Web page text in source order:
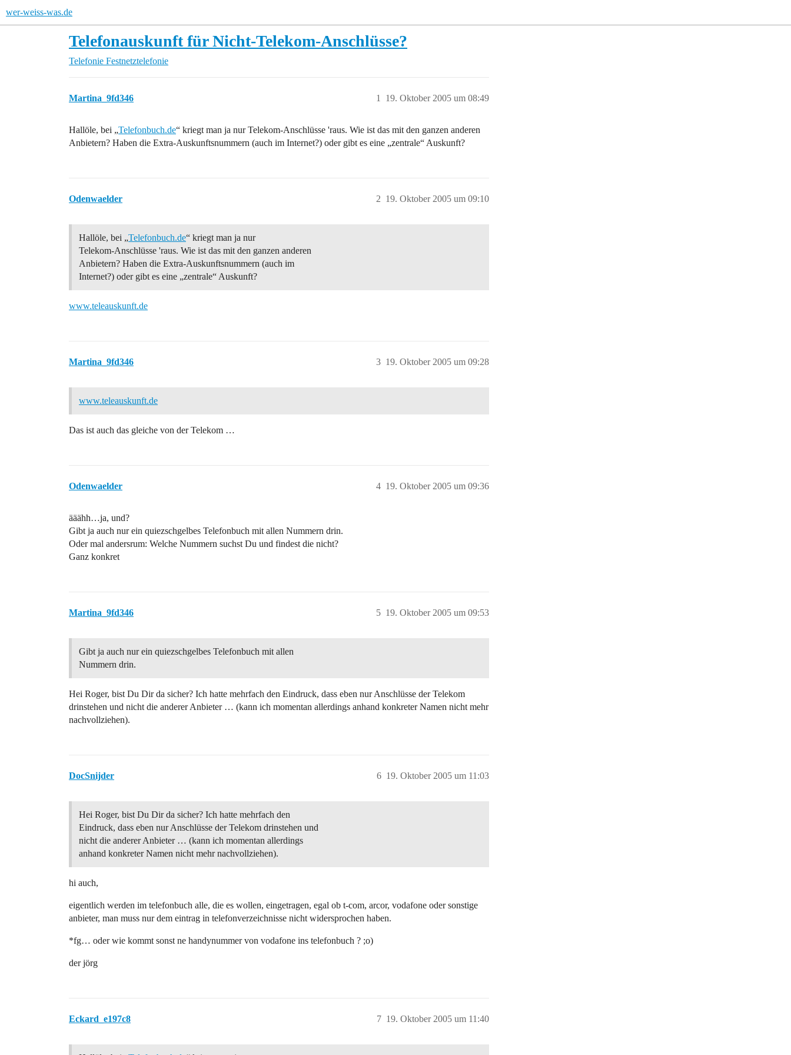
wer-weiss-was.de
Telefonauskunft für Nicht-Telekom-Anschlüsse?
Telefonie Festnetztelefonie
Martina_9fd346 19. Oktober 2005 um 08:49
1
Hallöle, bei „Telefonbuch.de“ kriegt man ja nur Telekom-Anschlüsse 'raus. Wie ist das mit den ganzen anderen
Anbietern? Haben die Extra-Auskunftsnummern (auch im Internet?) oder gibt es eine „zentrale“ Auskunft?
Odenwaelder 19. Oktober 2005 um 09:10
2
Hallöle, bei „Telefonbuch.de“ kriegt man ja nur
Telekom-Anschlüsse 'raus. Wie ist das mit den ganzen anderen
Anbietern? Haben die Extra-Auskunftsnummern (auch im
Internet?) oder gibt es eine „zentrale“ Auskunft?
www.teleauskunft.de
Martina_9fd346 19. Oktober 2005 um 09:28
3
www.teleauskunft.de
Das ist auch das gleiche von der Telekom …
Odenwaelder 19. Oktober 2005 um 09:36
4
ääähh…ja, und?
Gibt ja auch nur ein quiezschgelbes Telefonbuch mit allen Nummern drin.
Oder mal andersrum: Welche Nummern suchst Du und findest die nicht?
Ganz konkret
Martina_9fd346 19. Oktober 2005 um 09:53
5
Gibt ja auch nur ein quiezschgelbes Telefonbuch mit allen
Nummern drin.
Hei Roger, bist Du Dir da sicher? Ich hatte mehrfach den Eindruck, dass eben nur Anschlüsse der Telekom
drinstehen und nicht die anderer Anbieter … (kann ich momentan allerdings anhand konkreter Namen nicht mehr
nachvollziehen).
DocSnijder 19. Oktober 2005 um 11:03
6
Hei Roger, bist Du Dir da sicher? Ich hatte mehrfach den
Eindruck, dass eben nur Anschlüsse der Telekom drinstehen und
nicht die anderer Anbieter … (kann ich momentan allerdings
anhand konkreter Namen nicht mehr nachvollziehen).
hi auch,
eigentlich werden im telefonbuch alle, die es wollen, eingetragen, egal ob t-com, arcor, vodafone oder sonstige
anbieter, man muss nur dem eintrag in telefonverzeichnisse nicht widersprochen haben.
*fg… oder wie kommt sonst ne handynummer von vodafone ins telefonbuch ? ;o)
der jörg
Eckard_e197c8 19. Oktober 2005 um 11:40
7